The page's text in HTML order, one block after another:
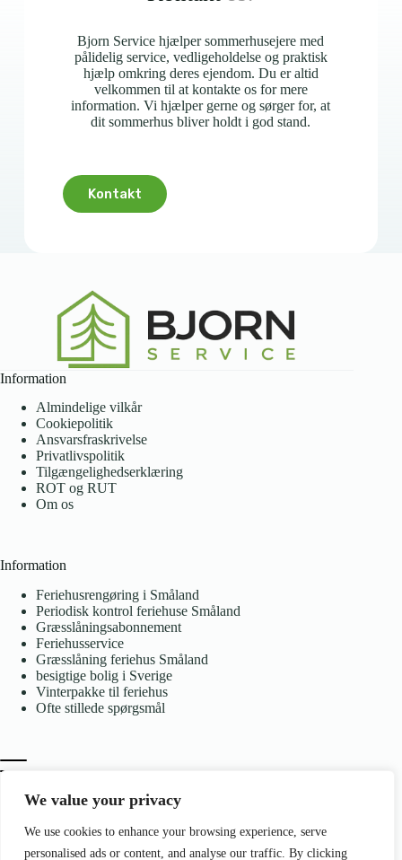
We value your privacy
We use cookies to enhance your browsing experience, serve
personalised ads or content, and analyse our traffic. By clicking
Bjorn Service hjælper sommerhusejere med
pålidelig service, vedligeholdelse og praktisk
hjælp omkring deres ejendom. Du er altid
velkommen til at kontakte os for mere
information. Vi hjælper gerne og sørger for, at
dit sommerhus bliver holdt i god stand.
Kontakt
Information
Almindelige vilkår
Cookiepolitik
Ansvarsfraskrivelse
Privatlivspolitik
Tilgængelighedserklæring
ROT og RUT
Om os
Information
Feriehusrengøring i Småland
Periodisk kontrol feriehuse Småland
Græsslåningsabonnement
Feriehusservice
Græsslåning feriehus Småland
besigtige bolig i Sverige
Vinterpakke til feriehus
Ofte stillede spørgsmål
Kontakt